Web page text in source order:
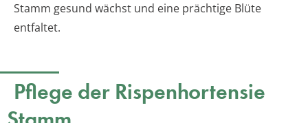
Stamm gesund wächst und eine prächtige Blüte
entfaltet.
Pflege der Rispenhortensie